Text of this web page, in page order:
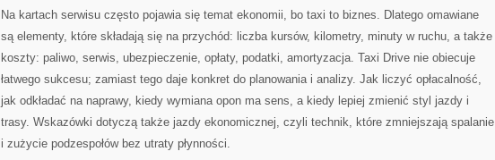
Na kartach serwisu często pojawia się temat ekonomii, bo taxi to biznes. Dlatego omawiane
są elementy, które składają się na przychód: liczba kursów, kilometry, minuty w ruchu, a także
koszty: paliwo, serwis, ubezpieczenie, opłaty, podatki, amortyzacja. Taxi Drive nie obiecuje
łatwego sukcesu; zamiast tego daje konkret do planowania i analizy. Jak liczyć opłacalność,
jak odkładać na naprawy, kiedy wymiana opon ma sens, a kiedy lepiej zmienić styl jazdy i
trasy. Wskazówki dotyczą także jazdy ekonomicznej, czyli technik, które zmniejszają spalanie
i zużycie podzespołów bez utraty płynności.